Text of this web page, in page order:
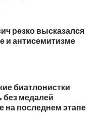
резко высказался
и антисемитизме
биатлонистки
без медалей
на последнем этапе